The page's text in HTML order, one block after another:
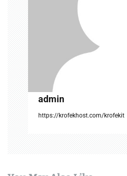
admin
https://krofekhost.com/krofekit